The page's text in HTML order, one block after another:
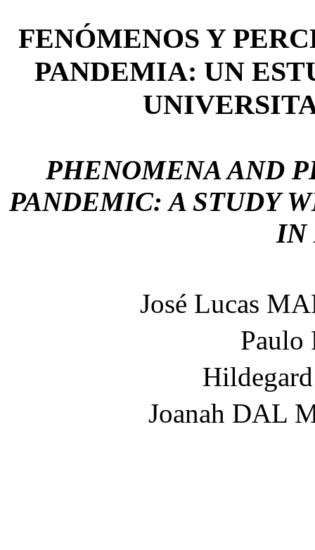
FENÓMENOS Y
PANDEMIA: UN
PHENOMENA AND
PANDEMIC: A STUDY
IN
José Lucas
Paulo
Joanah DAL